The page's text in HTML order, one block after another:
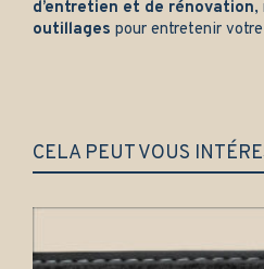
d’entretien et de rénovation,
outillages pour entretenir
CELA PEUT VOUS